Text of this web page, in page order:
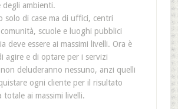
degli ambienti.
solo di case ma di uffici, centri
scuole e luoghi pubblici
deve essere ai massimi livelli. Ora è
agire e di optare per i servizi
non deluderanno nessuno, anzi quelli
ogni cliente per il risultato
totale ai massimi livelli.